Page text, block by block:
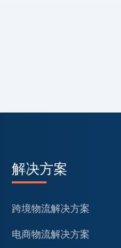
解决方案
跨境物流解决方案
电商物流解决方案